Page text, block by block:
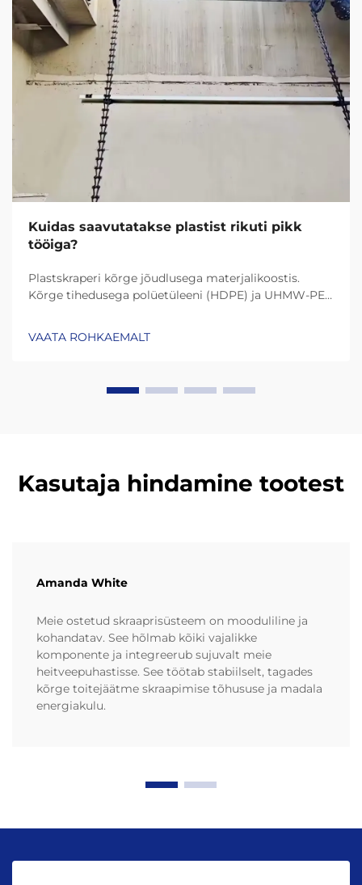
Kuidas saavutatakse plastist rikuti pikk
tööiga?
Plastskraperi kõrge jõudlusega materjalikoostis.
Kõrge tihedusega polüetüleeni (HDPE) ja UHMW-PE
palju kauem tänu materjalidele nagu HDPE (kõrge
VAATA ROHKAEMALT
Kasutaja hindamine tootest
Amanda White
Meie ostetud skraaprisüsteem on mooduliline ja
kohandatav. See hõlmab kõiki vajalikke
komponente ja integreerub sujuvalt meie
heitveepuhastisse. See töötab stabiilselt, tagades
kõrge toitejäätme skraapimise tõhususe ja madala
energiakulu.